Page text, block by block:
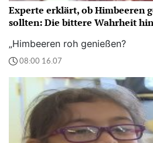
Experte erklärt, ob Himbeeren
sollten: Die bittere Wahrheit
„Himbeeren roh genießen?
08:00 16.07